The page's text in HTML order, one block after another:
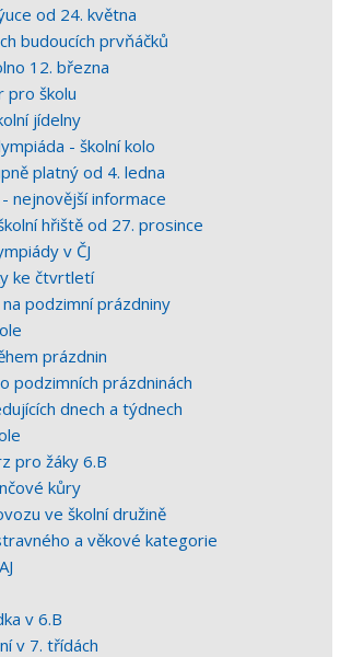
od 24. května
budoucích prvňáčků
12. března
pro školu
jídelny
- školní kolo
platný od 4. ledna
nejnovější informace
hřiště od 27. prosince
v ČJ
ke čtvrtletí
na podzimní prázdniny
prázdnin
podzimních prázdninách
dnech a týdnech
pro žáky 6.B
kůry
ve školní družině
a věkové kategorie
v 6.B
v 7. třídách